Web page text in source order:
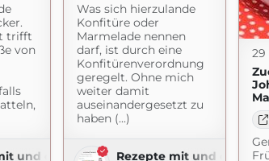
trifft
von
und ohne Thermomix
Was sich hierzulande
Konfitüre oder
Marmelade nennen
darf, ist durch eine
Konfitürenverordnung
geregelt. Ohne mich
weiter damit
auseinandergesetzt zu
haben (...)
Rezepte mit und ohne
29